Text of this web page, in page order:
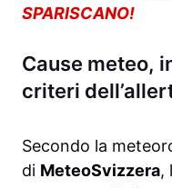
SPARISCANO!
Cause meteo,
criteri
Secondo la
di MeteoSvizzera,